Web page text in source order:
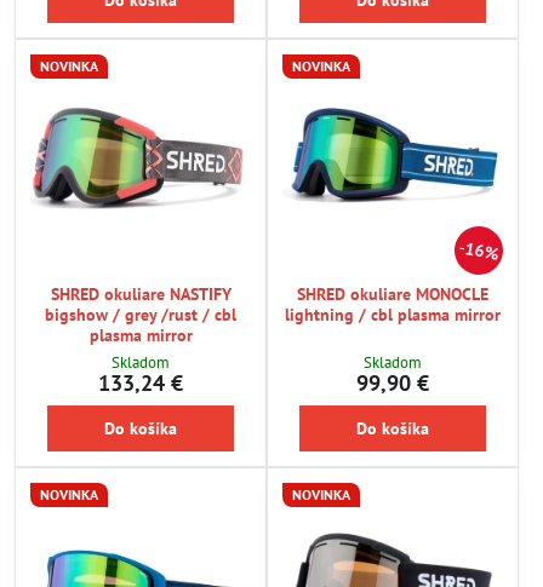
NOVINKA
SHRED okuliare NASTIFY
bigshow / grey /rust / cbl
plasma mirror
Skladom
133,24 €
Do košíka
16%
NOVINKA
SHRED okuliare MONOCLE
lightning / cbl plasma mirror
Skladom
99,90 €
Do košíka
NOVINKA NOVINKA